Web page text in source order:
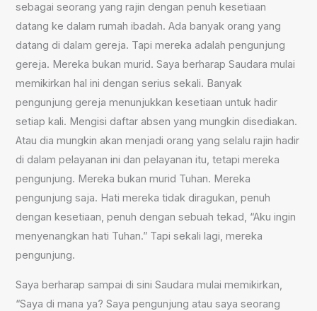
sebagai seorang yang rajin dengan penuh kesetiaan
datang ke dalam rumah ibadah. Ada banyak orang yang
datang di dalam gereja. Tapi mereka adalah pengunjung
gereja. Mereka bukan murid. Saya berharap Saudara mulai
memikirkan hal ini dengan serius sekali. Banyak
pengunjung gereja menunjukkan kesetiaan untuk hadir
setiap kali. Mengisi daftar absen yang mungkin disediakan.
Atau dia mungkin akan menjadi orang yang selalu rajin hadir
di dalam pelayanan ini dan pelayanan itu, tetapi mereka
pengunjung. Mereka bukan murid Tuhan. Mereka
pengunjung saja. Hati mereka tidak diragukan, penuh
dengan kesetiaan, penuh dengan sebuah tekad, “Aku ingin
menyenangkan hati Tuhan.” Tapi sekali lagi, mereka
pengunjung.
Saya berharap sampai di sini Saudara mulai memikirkan,
“Saya di mana ya? Saya pengunjung atau saya seorang